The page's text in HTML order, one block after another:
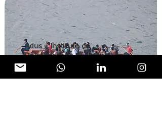
Adus – Instituto de
Reintegração do Refugiado
Planejamento estratégico e
construção do primeiro